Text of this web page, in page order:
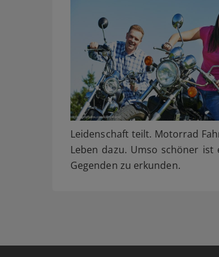
Leidenschaft teilt. Motorrad
Leben dazu. Umso schöner
Gegenden zu erkunden.